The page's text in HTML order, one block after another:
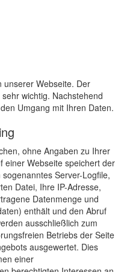
Webseite. Der
wichtig. Nachstehend
Umgang mit Ihren Daten.
ohne Angaben zu Ihrer
einer Webseite speichert der
Server-Logfile,
Datei, Ihre IP-Adresse,
Datenmenge und
enthält und den Abruf
ausschließlich zum
Betriebs der Seite
ausgewertet. Dies
einer